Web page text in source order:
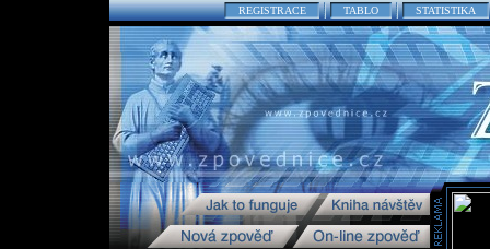
REGISTRACE TABLO STATISTIKA